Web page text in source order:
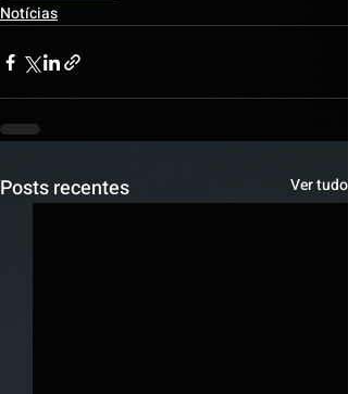
Notícias
Posts recentes Ver tudo